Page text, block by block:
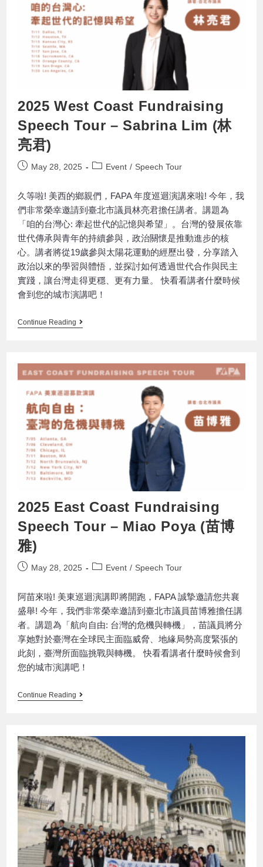
2025 West Coast Fundraising
Speech Tour – Sabrina Lim (林
亮君)
May 28, 2025 Event / Speech Tour
久等啦! 美西的鄉親們，FAPA 年度巡迴演講來啦! 今年，我
們非常榮幸邀請到臺北市議員林亮君擔任講者。講題為
「咱的台灣心: 牽起世代的記憶與希望」。台灣的發展依靠
世代傳承與青年的持續參與，政治關懷是推動進步的核
心。講者將從19歲參與太陽花運動的經歷出發，分享踏入
政治以來的學習與體悟，並探討如何透過世代合作與民主
實踐，讓台灣走得更穩、更有力量。 快看看講者什麼時候
會到您的城市演講吧！
Continue Reading
2025 East Coast Fundraising
Speech Tour – Miao Poya (苗博
雅)
May 28, 2025 Event / Speech Tour
阿苗來啦! 美東巡迴演講即將開跑，FAPA 誠摯邀請您共襄
盛舉! 今年，我們非常榮幸邀請到臺北市議員苗博雅擔任講
者。講題為「航向自由: 台灣的危機與轉機」，苗議員將分
享她對於臺灣在全球民主面臨威脅、地緣局勢高度緊張的
此刻，臺灣所面臨挑戰與轉機。 快看看講者什麼時候會到
您的城市演講吧！
Continue Reading